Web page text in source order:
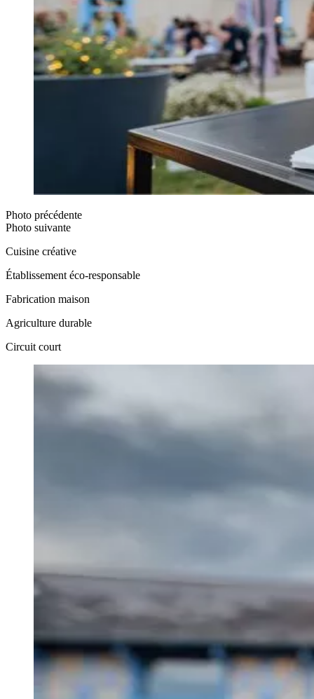
Photo précédente
Photo suivante
Cuisine créative
Établissement éco‑responsable
Fabrication maison
Agriculture durable
Circuit court